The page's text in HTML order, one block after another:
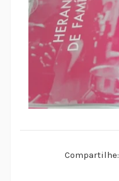
Compartilhe: